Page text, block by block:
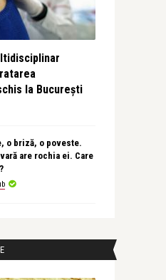
la București
o briză, o poveste.
are rochia ei. Care